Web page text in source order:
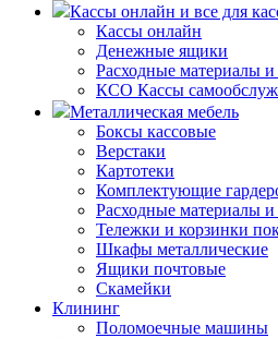
Кассы онлайн и все для
Кассы онлайн
Денежные ящики
Расходные материалы
КСО Кассы
Металлическая мебель
Боксы кассовые
Верстаки
Картотеки
Комплектующие
Расходные материалы
Тележки и корзинки
Шкафы металлические
Ящики почтовые
Скамейки
Клининг
Поломоечные машины